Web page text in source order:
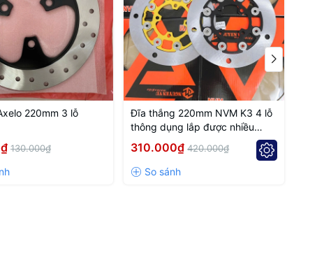
220mm 3 lỗ
130.000₫
Đĩa thắng 220mm NVM K3 4 lỗ
thông dụng lắp được nhiều
dòng xe
310.000₫ 420.000₫